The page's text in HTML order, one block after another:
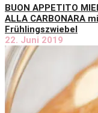
BUON APPETITO
ALLA CARBONARA
Frühlingszwiebel
22. Juni 2019